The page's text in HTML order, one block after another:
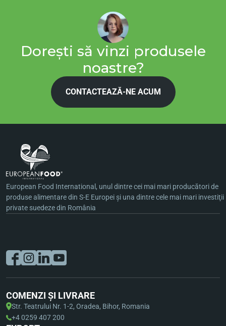
Dorești să vinzi produsele
noastre?
CONTACTEAZĂ-NE ACUM
European Food International, unul dintre cei mai mari producători de
produse alimentare din S-E Europei şi una dintre cele mai mari investiţii
private suedeze din România
COMENZI ȘI LIVRARE
Str. Teatrului Nr. 1-2, Oradea, Bihor, Romania
+4 0259 407 200